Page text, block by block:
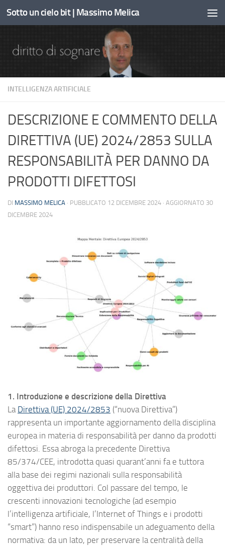
Sotto il contenuto
Sotto un cielo bit | Massimo Melica
INTELLIGENZA ARTIFICIALE
DESCRIZIONE E COMMENTO DELLA
DIRETTIVA (UE) 2024/2853 SULLA
RESPONSABILITÀ PER DANNO DA
PRODOTTI DIFETTOSI
DI MASSIMO MELICA · PUBBLICATO 12 DICEMBRE 2024 · AGGIORNATO 30
DICEMBRE 2024
1. Introduzione e descrizione della Direttiva
La Direttiva (UE) 2024/2853 (“nuova Direttiva”)
rappresenta un importante aggiornamento della disciplina
europea in materia di responsabilità per danno da prodotti
difettosi. Essa abroga la precedente Direttiva
85/374/CEE, introdotta quasi quarant’anni fa e tuttora
alla base dei regimi nazionali sulla responsabilità
oggettiva dei produttori. Col passare del tempo, le
crescenti innovazioni tecnologiche (ad esempio
l’intelligenza artificiale, l’Internet of Things e i prodotti
“smart”) hanno reso indispensabile un adeguamento della
normativa: da un lato, per preservare la centralità della